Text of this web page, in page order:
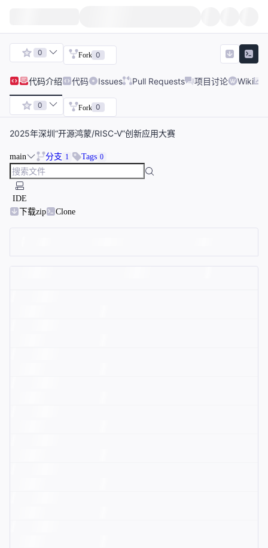
0 Fork 0
代码介绍 代码 Issues Pull Requests 项目讨论 Wiki
0 Fork 0
2025年深圳“开源鸿蒙/RISC-V”创新应用大赛
main 分支 1 Tags 0
IDE
下载zip
Clone